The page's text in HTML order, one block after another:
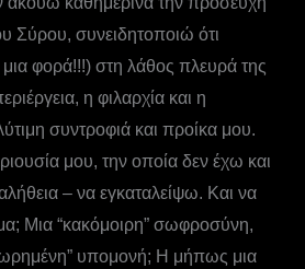
Σύρου, συνειδητοποιώ ότι
μια φορά!!!) στη λάθος πλευρά της
η φιλαρχία και η
συντροφιά και προίκα μου.
μου, την οποία δεν έχω και
– να εγκαταλείψω. Και να
Μια “κακόμοιρη” σωφροσύνη,
υπομονή; Η μήπως μια